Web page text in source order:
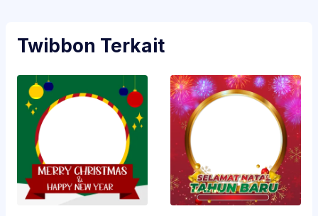
Twibbon Terkait